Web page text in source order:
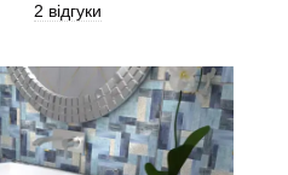
2 відгуки